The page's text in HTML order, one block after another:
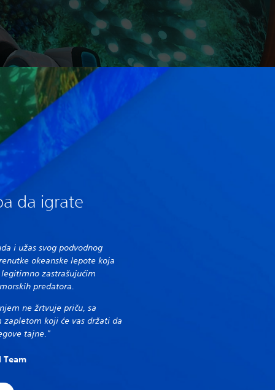
da igrate
i užas svog podvodnog
okeanske lepote koja
zastrašujućim
predatora.
ne žrtvuje priču, sa
koji će vas držati da
tajne."
Team